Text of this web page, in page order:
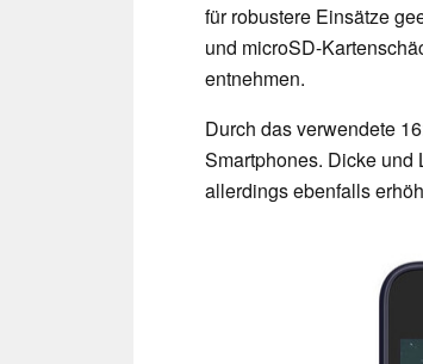
für robustere Einsätze
und microSD-
entnehmen.
Durch das verwendete
Smartphones. Dicke und
allerdings ebenfalls